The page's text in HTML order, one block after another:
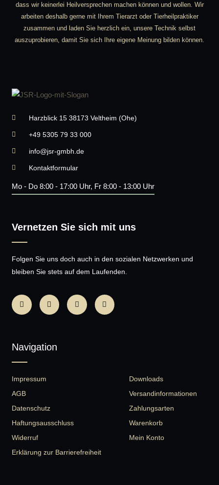
dass wir keinerlei Heilversprechen machen können und wollen. Wir
arbeiten deshalb gerne mit Ihrem Tierarzt oder Tierheilpraktiker
zusammen und laden Sie herzlich ein, unsere Technik selbst
auszuprobieren, damit Sie sich Ihre eigene Meinung bilden können.
Harzblick 15 38173 Veltheim (Ohe)
+49 5305 79 33 000
info@jsr-gmbh.de
Kontaktformular
Mo - Do 8:00 - 17:00 Uhr, Fr 8:00 - 13:00 Uhr
Vernetzen Sie sich mit uns
Folgen Sie uns doch auch in den sozialen Netzwerken und
bleiben Sie stets auf dem Laufenden.
Navigation
Impressum
AGB
Datenschutz
Haftungsausschluss
Widerruf
Erklärung zur Barrierefreiheit
Downloads
Versandinformationen
Zahlungsarten
Warenkorb
Mein Konto